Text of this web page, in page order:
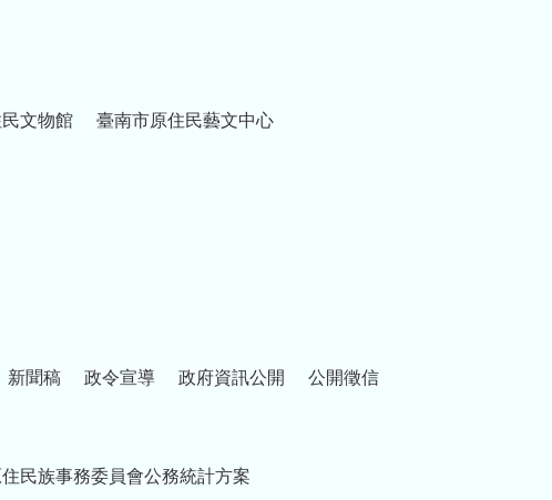
民文物館 臺南市原住民藝文中心
新聞稿 政令宣導 政府資訊公開 公開徵信
民族事務委員會公務統計方案